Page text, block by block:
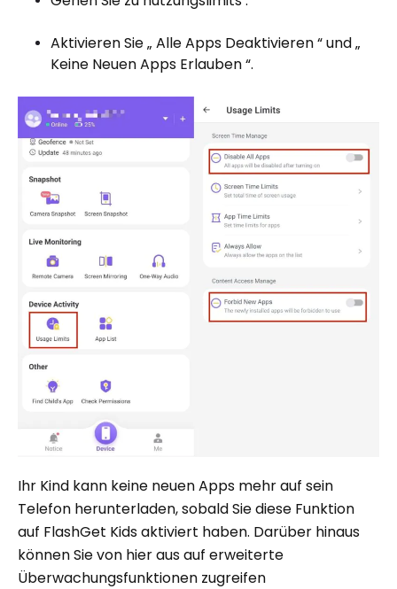
Aktivieren Sie „ Alle Apps Deaktivieren “ und „
Keine Neuen Apps Erlauben “.
Ihr Kind kann keine neuen Apps mehr auf sein
Telefon herunterladen, sobald Sie diese Funktion
auf FlashGet Kids aktiviert haben. Darüber hinaus
können Sie von hier aus auf erweiterte
Überwachungsfunktionen zugreifen